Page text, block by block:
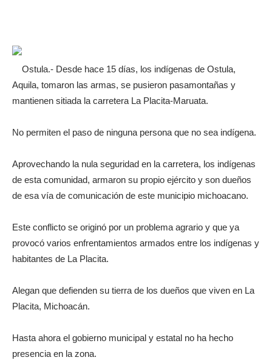
Ostula.- Desde hace 15 días, los indígenas de Ostula,
Aquila, tomaron las armas, se pusieron pasamontañas y
mantienen sitiada la carretera La Placita-Maruata.
No permiten el paso de ninguna persona que no sea indígena.
Aprovechando la nula seguridad en la carretera, los indígenas
de esta comunidad, armaron su propio ejército y son dueños
de esa vía de comunicación de este municipio michoacano.
Este conflicto se originó por un problema agrario y que ya
provocó varios enfrentamientos armados entre los indígenas y
habitantes de La Placita.
Alegan que defienden su tierra de los dueños que viven en La
Placita, Michoacán.
Hasta ahora el gobierno municipal y estatal no ha hecho
presencia en la zona.